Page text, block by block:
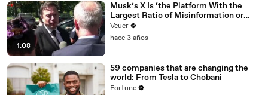
1:08
Musk’s X Is ‘the Platform With the
Largest Ratio of Misinformation or
Disinformation’ Amongst All Social
Media Platforms
Veuer
hace 3 años
59 companies that are changing the
world: From Tesla to Chobani
Fortune